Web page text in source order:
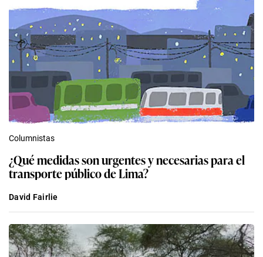
Columnistas
¿Qué medidas son urgentes y necesarias para el
transporte público de Lima?
David Fairlie